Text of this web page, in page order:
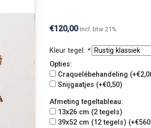
€120,00 Incl. btw 21%
Kleur tegel: *
Opties:
Craquelébehandeling
Snijgaatjes (+€0,50)
Afmeting tegeltableau:
13x26 cm (2 tegels)
39x52 cm (12 tegels)